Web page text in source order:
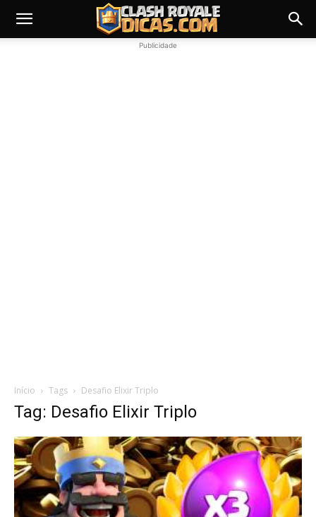
Publicidade
Início Tags Desafio Elixir Triplo
Tag: Desafio Elixir Triplo